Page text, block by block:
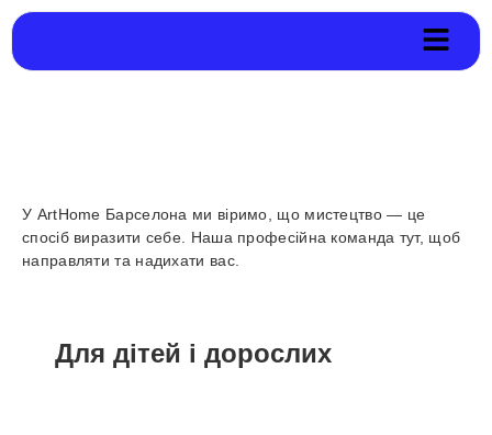
У ArtHome Барселона ми віримо, що мистецтво — це
спосіб виразити себе. Наша професійна команда тут, щоб
направляти та надихати вас.
Для дітей і дорослих